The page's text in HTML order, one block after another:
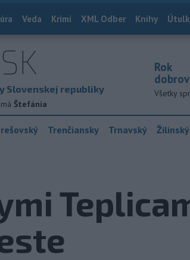
Veda Krimi XML Odber Knihy
Slovenskej republiky
Štefánia
Rok
Všetky
Trenčiansky Trnavský Žilinský